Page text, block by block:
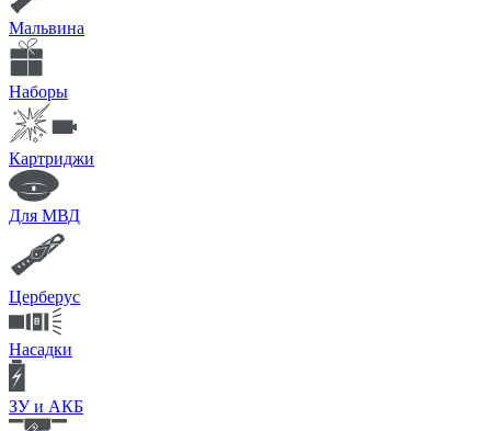
Мальвина
Наборы
Картриджи
Для МВД
Церберус
Насадки
ЗУ и АКБ